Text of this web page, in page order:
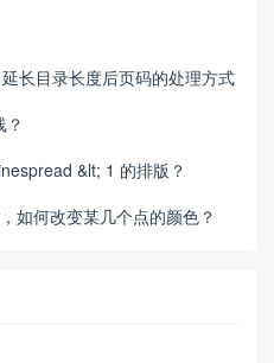
长目录长度后页码的处理方式
&lt; 1 的排版？
如何改变某几个点的颜色？